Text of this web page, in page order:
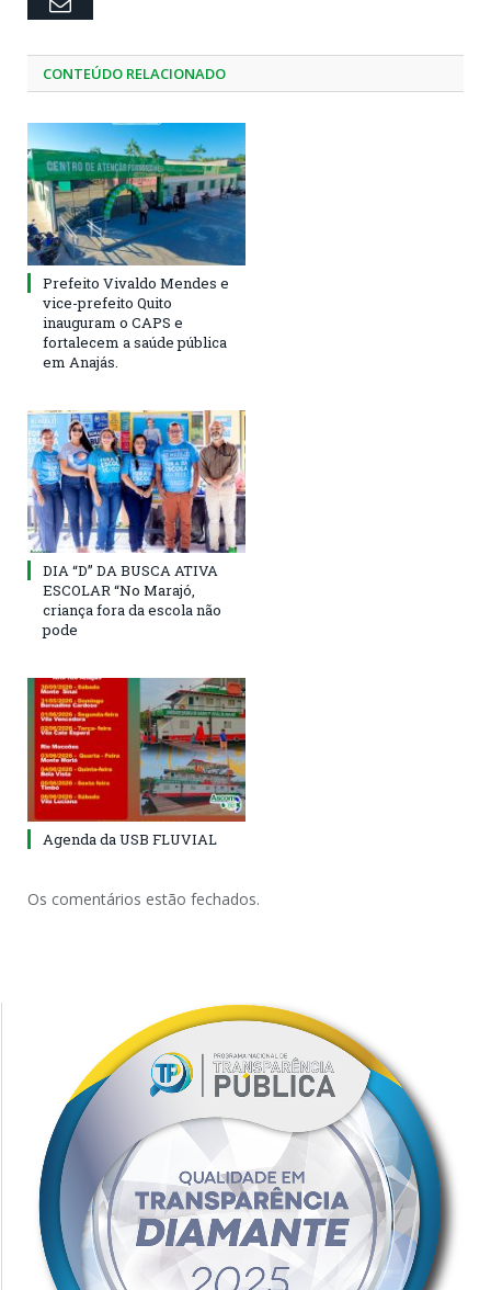
CONTEÚDO RELACIONADO
Prefeito Vivaldo Mendes e
vice-prefeito Quito
inauguram o CAPS e
fortalecem a saúde pública
em Anajás.
DIA “D” DA BUSCA ATIVA
ESCOLAR “No Marajó,
criança fora da escola não
pode
Agenda da USB FLUVIAL
Os comentários estão fechados.